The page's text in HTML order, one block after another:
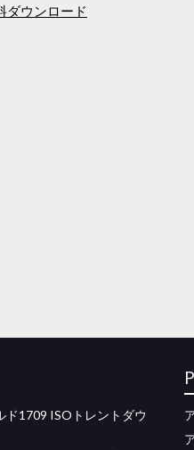
ウンロード
ド1709 ISOトレントダウ